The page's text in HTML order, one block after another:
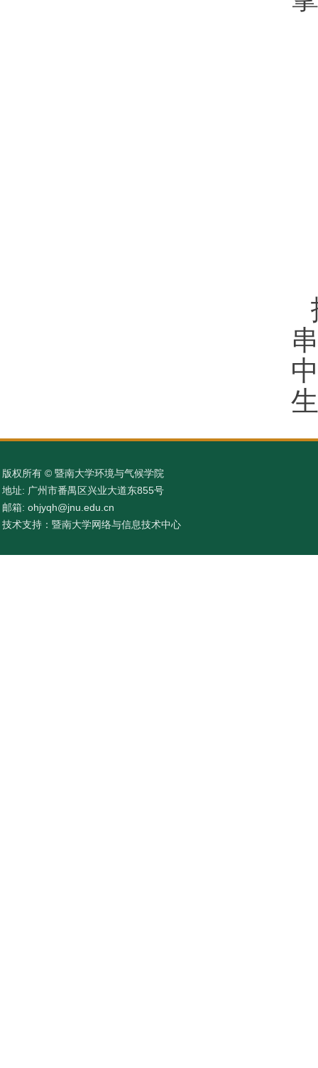
版权所有 © 暨南大学环境与气候学院
地址: 广州市番禺区兴业大道东855号
邮箱: ohjyqh@jnu.edu.cn
技术支持：暨南大学网络与信息技术中心